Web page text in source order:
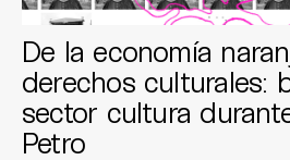
De la economía
derechos culturales:
sector cultura
Petro